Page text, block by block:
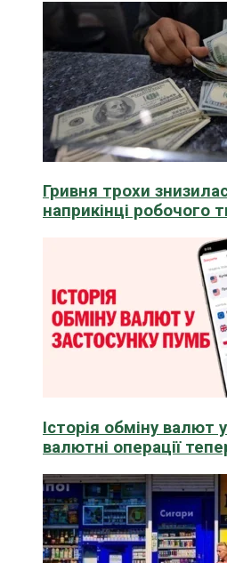
Гривня трохи
наприкінці робочого
Історія обміну валют
валютні операції